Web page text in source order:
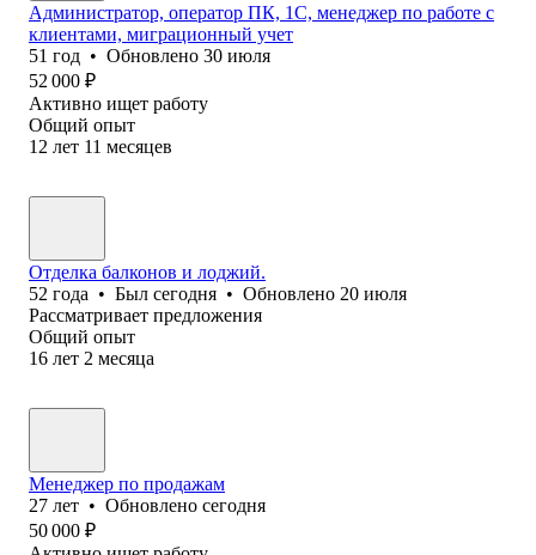
Администратор, оператор ПК, 1С, менеджер по работе с
клиентами, миграционный учет
51 год • Обновлено 30 июля
52 000 ₽
Активно ищет работу
Общий опыт
12 лет 11 месяцев
Отделка балконов и лоджий.
52 года • Был сегодня • Обновлено 20 июля
Рассматривает предложения
Общий опыт
16 лет 2 месяца
Менеджер по продажам
27 лет • Обновлено сегодня
50 000 ₽